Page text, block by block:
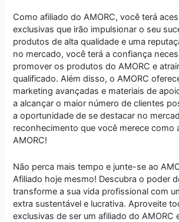
Como afiliado do AMORC, você terá
exclusivas que irão impulsionar o seu
produtos de alta qualidade e uma
no mercado, você terá a confiança
promover os produtos do AMORC e
qualificado. Além disso, o AMORC
marketing avançadas e materiais de
a alcançar o maior número de clientes
a oportunidade de se destacar no
reconhecimento que você merece como
AMORC!
Não perca mais tempo e junte-se ao
Afiliado hoje mesmo! Descubra o poder
transforme a sua vida profissional com
extra sustentável e lucrativa. Aproveite
exclusivas de ser um afiliado do AMORC